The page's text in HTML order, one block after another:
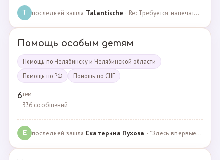
T последней зашла Talantische · Re: Требуется напечатать бейджики · 09.02.2024
Помощь особым детям
Помощь по Челябинску и Челябинской области
Помощь по РФ
Помощь по СНГ
6тем
336 сообщений
Е последней зашла Екатерина Пухова · "Здесь впервые поверили в моего сына и подарили над… · 09.09.2019